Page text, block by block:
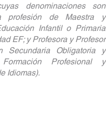
denominaciones son
profesión de Maestra y
Infantil o Primaria
EF; y Profesora y Profesor
Secundaria Obligatoria y
Formación Profesional y
Idiomas).